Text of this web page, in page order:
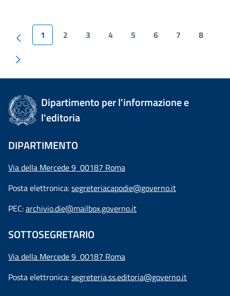
1 2 3 4 5 6 7 8
Dipartimento per l'informazione e
l'editoria
DIPARTIMENTO
Via della Mercede 9 00187 Roma
Posta elettronica:segreteriacapodie@governo.it
PEC:archivio.die@mailbox.governo.it
SOTTOSEGRETARIO
Via della Mercede 9 00187 Roma
Posta elettronica:segreteria.ss.editoria@governo.it